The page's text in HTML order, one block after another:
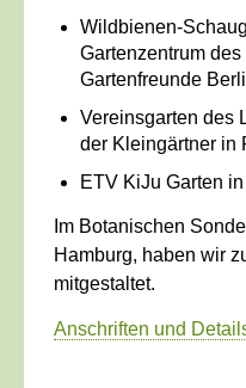
Wildbienen-
Gartenzentrum
Gartenfreunde
Vereinsgarten des
der Kleingärtner in
ETV KiJu Garten
Im Botanischen
Hamburg, haben wir
mitgestaltet.
Anschriften und